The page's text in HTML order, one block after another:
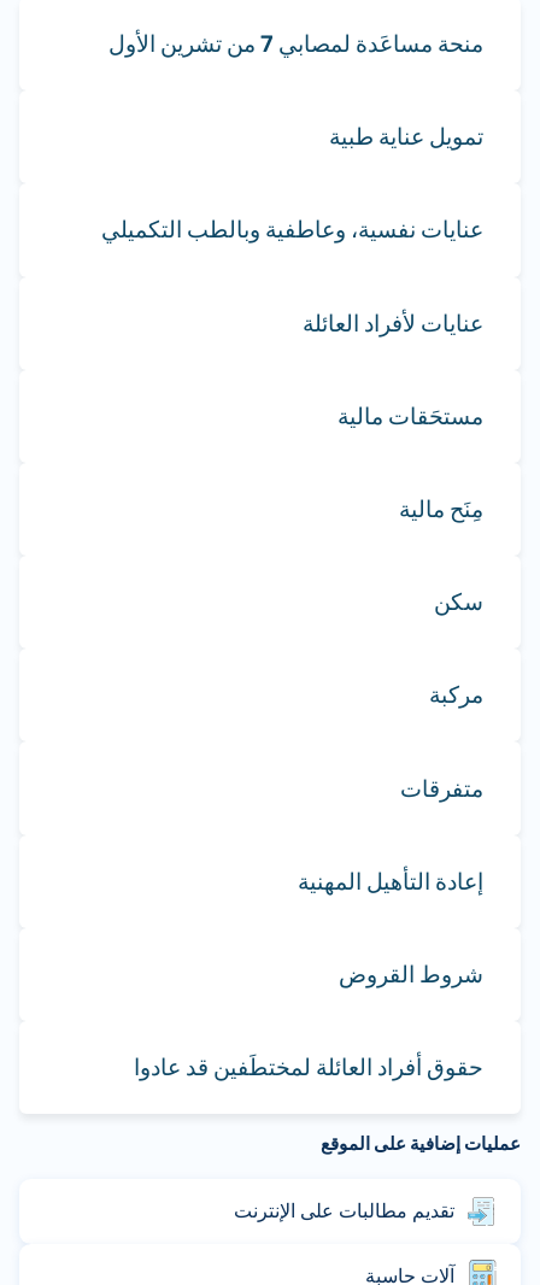
منحة مساعَدة لمصابي 7 من تشرين الأول
تمويل عناية طبية
عنايات نفسية، وعاطفية وبالطب التكميلي
عنايات لأفراد العائلة
مستحَقات مالية
مِنَح مالية
سكن
مركبة
متفرقات
إعادة التأهيل المهنية
شروط القروض
حقوق أفراد العائلة لمختطَفين قد عادوا
عمليات إضافية على الموقع
تقديم مطالبات على الإنترنت
آلات حاسبة